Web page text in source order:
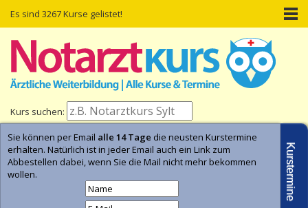
Es sind 3267 Kurse gelistet!
Kurs suchen:
Home Kurs-Termine Kurs-Suche Kurstermine
Sie können per Email alle 14 Tage die neusten Kurstermine
erhalten. Natürlich ist in jeder Email auch ein Link zum
Abbestellen dabei, wenn Sie die Mail nicht mehr bekommen
wollen.